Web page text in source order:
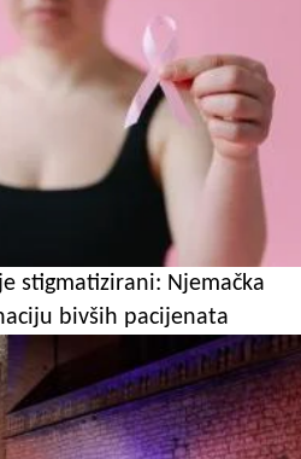
stigmatizirani: Njemačka
bivših pacijenata